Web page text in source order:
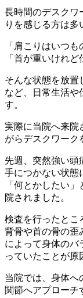
長時間のデスクワ
りを感じる方は多
「肩こりはいつも
「首が重いけれ
そんな状態を放置
など、日常生活や
す。
実際に当院へ来院
がらデスクワーク
先週、突然強い頭
手につかない状態
「何とかしたい
院されました。
検査を行ったとこ
背骨や首の骨の歪
によって身体のバ
っていたことが原
当院では、身体へ
関節へアプローチ